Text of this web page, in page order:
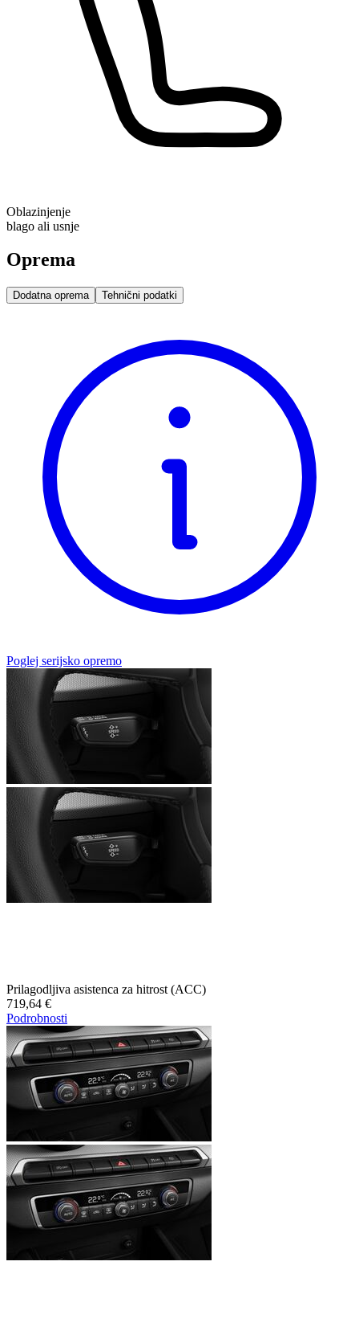
Oblazinjenje
blago ali usnje
Oprema
Dodatna oprema Tehnični podatki
Poglej serijsko opremo
Prilagodljiva asistenca za hitrost (ACC)
719,64 €
Podrobnosti